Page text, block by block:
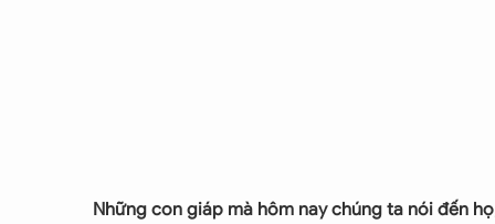
Những con giáp mà hôm nay chúng ta nói đến